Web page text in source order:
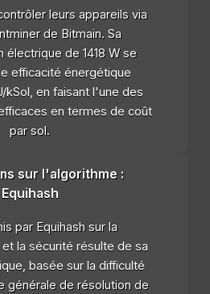
leurs appareils via
de Bitmain. Sa
électrique de 1418 W se
efficacité énergétique
kSol, en faisant l'une des
en termes de coût
par sol.
sur l'algorithme :
Equihash
par Equihash sur la
la sécurité résulte de sa
basée sur la difficulté
générale de résolution de